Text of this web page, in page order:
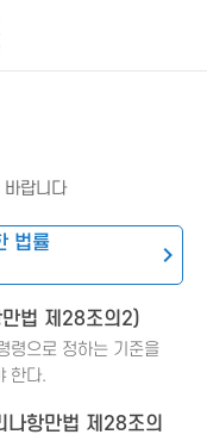
바랍니다
법률
만법 제28조의2)
령으로 정하는 기준을
한다.
나항만법 제28조의